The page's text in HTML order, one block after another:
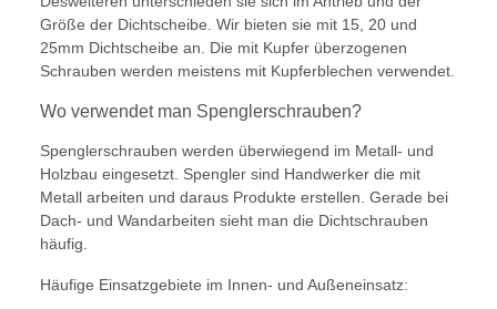
Größe der Dichtscheibe. Wir bieten sie mit 15, 20 und
25mm Dichtscheibe an. Die mit Kupfer überzogenen
Schrauben werden meistens mit Kupferblechen verwendet.
Wo verwendet man Spenglerschrauben?
Spenglerschrauben werden überwiegend im Metall- und
Holzbau eingesetzt. Spengler sind Handwerker die mit
Metall arbeiten und daraus Produkte erstellen. Gerade bei
Dach- und Wandarbeiten sieht man die Dichtschrauben
häufig.
Häufige Einsatzgebiete im Innen- und Außeneinsatz: